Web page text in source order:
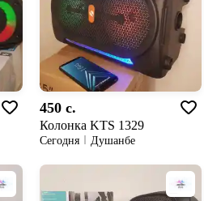
450 c.
Колонка KTS 1329
Сегодня Душанбе